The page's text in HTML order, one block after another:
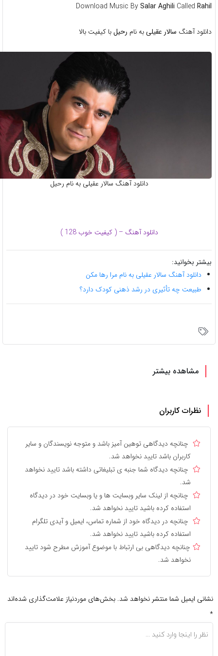
Download Music BySalar AghiliCalled
آهنگسالار عقیلیبه نامرحیلبا کیفیت بالا
دانلود آهنگ سالار عقیلی به نام رحیل
دانلود آهنگ – ( کیفیت خوب 128 )
بخوانید:
دانلود آهنگ سالار عقیلی به نام مرا رها مکن
طبیعت چه تأثیری در رشد ذهنی کودک دارد؟
مشاهده بیشتر
نظرات کاربران
چنانچه دیدگاهی توهین آمیز باشد و متوجه نویسندگان و سایر
کاربران باشد تایید نخواهد شد.
چنانچه دیدگاه شما جنبه ی تبلیغاتی داشته باشد تایید نخواهد
چنانچه از لینک سایر وبسایت ها و یا وبسایت خود در دیدگاه
استفاده کرده باشید تایید نخواهد شد.
چنانچه در دیدگاه خود از شماره تماس، ایمیل و آیدی تلگرام
استفاده کرده باشید تایید نخواهد شد.
چنانچه دیدگاهی بی ارتباط با موضوع آموزش مطرح شود تایید
نخواهد شد.
ایمیل شما منتشر نخواهد شد. بخش‌های موردنیاز علامت‌گذاری شده‌اند